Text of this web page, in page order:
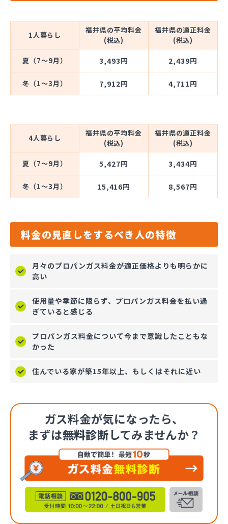
1人暮らし
福井県の平均料金
(税込)
福井県の適正料金
(税込)
夏（7～9月） 3,493円 2,439円
冬（1～3月） 7,912円 4,711円
4人暮らし
福井県の平均料金
(税込)
福井県の適正料金
(税込)
夏（7～9月） 5,427円 3,434円
冬（1～3月） 15,416円 8,567円
料金の見直しをするべき人の特徴
月々のプロパンガス料金が適正価格よりも明らかに
高い
使用量や季節に限らず、プロパンガス料金を払い過
ぎていると感じる
プロパンガス料金について今まで意識したこともな
かった
住んでいる家が築15年以上、もしくはそれに近い
ガス料金が気になったら、
まずは無料診断してみませんか？